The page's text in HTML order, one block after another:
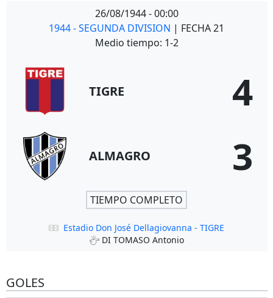
26/08/1944 - 00:00
1944 - SEGUNDA DIVISION | FECHA 21
Medio tiempo: 1-2
TIGRE 4
ALMAGRO 3
TIEMPO COMPLETO
Estadio Don José Dellagiovanna - TIGRE
DI TOMASO Antonio
GOLES